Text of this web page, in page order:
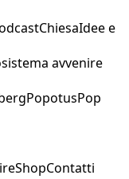
ChiesaIdee e
avvenire
PopotusPop
ShopContatti